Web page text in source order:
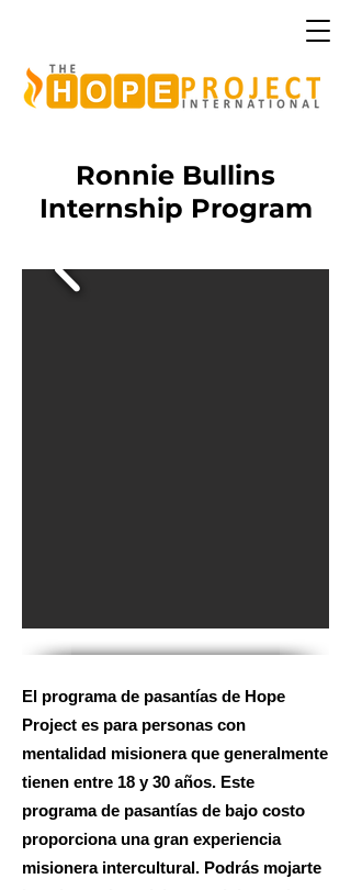
Ronnie Bullins
Internship Program
El programa de pasantías de Hope
Project es para personas con
mentalidad misionera que generalmente
tienen entre 18 y 30 años. Este
programa de pasantías de bajo costo
proporciona una gran experiencia
misionera intercultural. Podrás mojarte